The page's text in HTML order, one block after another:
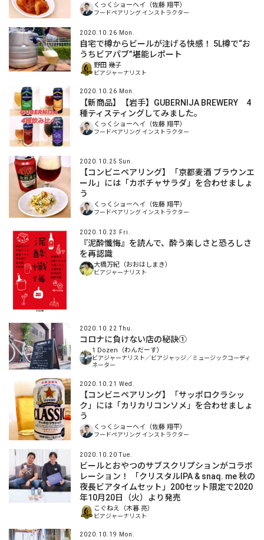
くっくショーヘイ（佐藤 翔平）
フードペアリング インストラクター
2020.10.26 Mon.
自宅で樽からビールが注げる快感！ 5L樽で“お
うちビアパブ”堪能レポート
野田 幾子
ビアジャーナリスト
2020.10.26 Mon.
【新商品】【岩手】GUBERNIJA BREWERY 4
種ティスティングしてみました。
くっくショーヘイ（佐藤 翔平）
フードペアリング インストラクター
2020.10.25 Sun.
【コンビニペアリング】「京都麦酒 ブラウンエ
ール」には「カボチャサラダ」を合わせましょ
う
くっくショーヘイ（佐藤 翔平）
フードペアリング インストラクター
2020.10.23 Fri.
『泥酔懺悔』を読んで、酔う楽しさと恐ろしさ
を再認識
大橋万紀（おおはしまき）
ビアジャーナリスト
2020.10.22 Thu.
コロナに負けない店の秘訣①
1 Dozen（わんだーす）
ビアジャーナリスト／ビアジャッジ／ミュージックコーディ
ネーター
2020.10.21 Wed.
【コンビニペアリング】「サッポロクラシッ
ク」には「カリカリコンソメ」を合わせましょ
う
くっくショーヘイ（佐藤 翔平）
フードペアリング インストラクター
2020.10.20 Tue.
ビールとおやつのサブスクリプションがコラボ
レーション！ 「クリスタルIPA & snaq. me 秋の
夜長ビアタイムセット」200セット限定で2020
年10月20日（火）より発売
こぐねえ（木暮 亮）
ビアジャーナリスト
2020.10.19 Mon.